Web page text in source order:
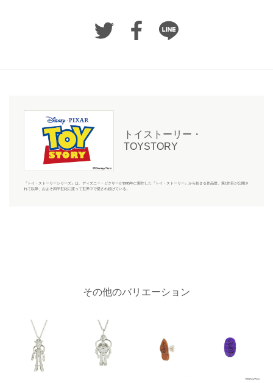
トイストーリー・
TOYSTORY
『トイ・ストーリーシリーズ』は、ディズニー・ピクサーが1995年に製作した『トイ・ストーリー』から始まる作品群。第1作目が公開さ
れて以降、およそ四半世紀に渡って世界中で愛され続けている。
その他のバリエーション